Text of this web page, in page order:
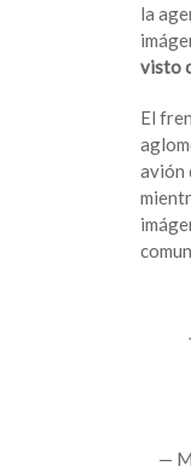
la
visto
El
avión
—